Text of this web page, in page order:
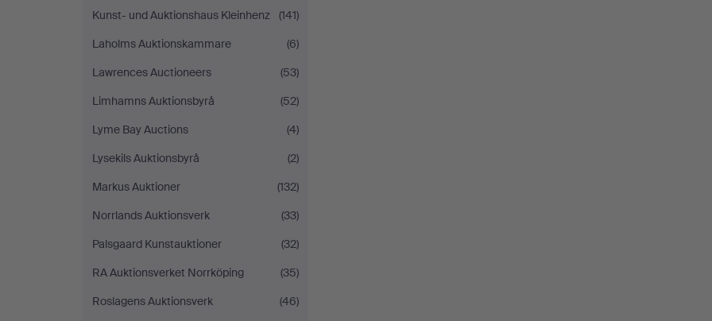
Kunst- und Auktionshaus Kleinhenz
(141)
Laholms Auktionskammare
(6)
Lawrences Auctioneers
(53)
Limhamns Auktionsbyrå
(52)
Lyme Bay Auctions
(4)
Lysekils Auktionsbyrå
(2)
Markus Auktioner
(132)
Norrlands Auktionsverk
(33)
Palsgaard Kunstauktioner
(32)
RA Auktionsverket Norrköping
(35)
Roslagens Auktionsverk
(46)